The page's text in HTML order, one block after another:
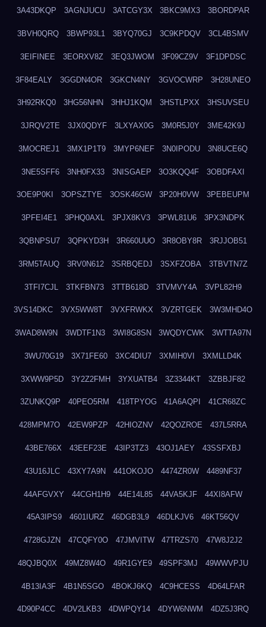
3A43DKQP 3AGNJUCU 3ATCGY3X 3BKC9MX3 3BORDPAR
3BVH0QRQ 3BWP93L1 3BYQ70GJ 3C9KPDQV 3CL4BSMV
3EIFINEE 3EORXV8Z 3EQ3JWOM 3F09CZ9V 3F1DPDSC
3F84EALY 3GGDN4OR 3GKCN4NY 3GVOCWRP 3H28UNEO
3H92RKQ0 3HG56NHN 3HHJ1KQM 3HSTLPXX 3HSUVSEU
3JRQV2TE 3JX0QDYF 3LXYAX0G 3M0R5J0Y 3ME42K9J
3MOCREJ1 3MX1P1T9 3MYP6NEF 3N0IPODU 3N8UCE6Q
3NE5SFF6 3NH0FX33 3NISGAEP 3O3KQQ4F 3OBDFAXI
3OE9P0KI 3OPSZTYE 3OSK46GW 3P20H0VW 3PEBEUPM
3PFEI4E1 3PHQ0AXL 3PJX8KV3 3PWL81U6 3PX3NDPK
3QBNPSU7 3QPKYD3H 3R660UUO 3R8OBY8R 3RJJOB51
3RM5TAUQ 3RV0N612 3SRBQEDJ 3SXFZOBA 3TBVTN7Z
3TFI7CJL 3TKFBN73 3TTB618D 3TVMVY4A 3VPL82H9
3VS14DKC 3VX5WW8T 3VXFRWKX 3VZRTGEK 3W3MHD4O
3WAD8W9N 3WDTF1N3 3WI8G8SN 3WQDYCWK 3WTTA97N
3WU70G19 3X71FE60 3XC4DIU7 3XMIH0VI 3XMLLD4K
3XWW9P5D 3Y2Z2FMH 3YXUATB4 3Z3344KT 3ZBBJF82
3ZUNKQ9P 40PEO5RM 418TPYOG 41A6AQPI 41CR68ZC
428MPM7O 42EW9PZP 42HIOZNV 42QOZROE 437L5RRA
43BE766X 43EEF23E 43IP3TZ3 43OJ1AEY 43SSFXBJ
43U16JLC 43XY7A9N 441OKOJO 4474ZR0W 4489NF37
44AFGVXY 44CGH1H9 44E14L85 44VA5KJF 44XI8AFW
45A3IPS9 4601IURZ 46DGB3L9 46DLKJV6 46KT56QV
4728GJZN 47CQFY0O 47JMVITW 47TRZS70 47W8J2J2
48QJBQ0X 49MZ8W4O 49R1GYE9 49SPF3MJ 49WWVPJU
4B13IA3F 4B1N5SGO 4BOKJ6KQ 4C9HCESS 4D64LFAR
4D90P4CC 4DV2LKB3 4DWPQY14 4DYW6NWM 4DZ5J3RQ